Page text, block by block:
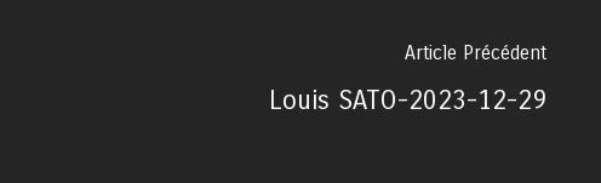
Article Précédent
Louis SATO-2023-12-29